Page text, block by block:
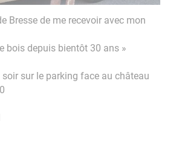
Bresse de me recevoir avec mon
bois depuis bientôt 30 ans »
sur le parking face au château